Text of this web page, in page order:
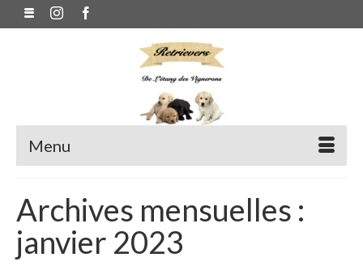
Menu
Archives mensuelles :
janvier 2023